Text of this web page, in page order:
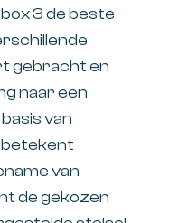
3 de beste
gebracht en
naar een
van
van
de gekozen